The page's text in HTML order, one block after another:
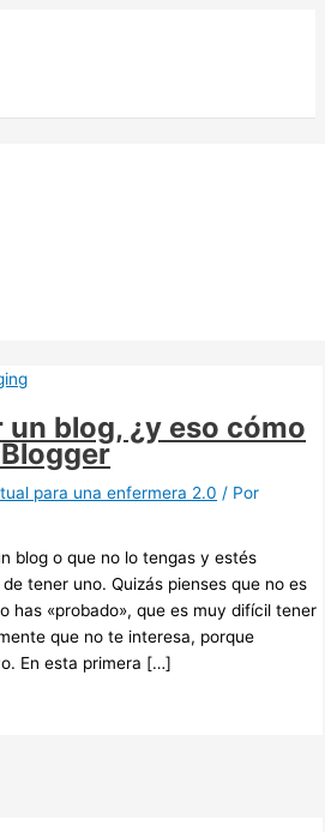
un blog, ¿y eso cómo
para una enfermera 2.0 / Por
blog o que no lo tengas y estés
tener uno. Quizás pienses que no es
has «probado», que es muy difícil tener
que no te interesa, porque
En esta primera […]